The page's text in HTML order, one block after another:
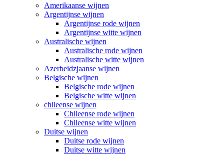
Amerikaanse wijnen
Argentijnse wijnen
Argentijnse rode wijnen
Argentijnse witte wijnen
Australische wijnen
Australische rode wijnen
Australische witte wijnen
Azerbeidzjaanse wijnen
Belgische wijnen
Belgische rode wijnen
Belgische witte wijnen
chileense wijnen
Chileense rode wijnen
Chileense witte wijnen
Duitse wijnen
Duitse rode wijnen
Duitse witte wijnen